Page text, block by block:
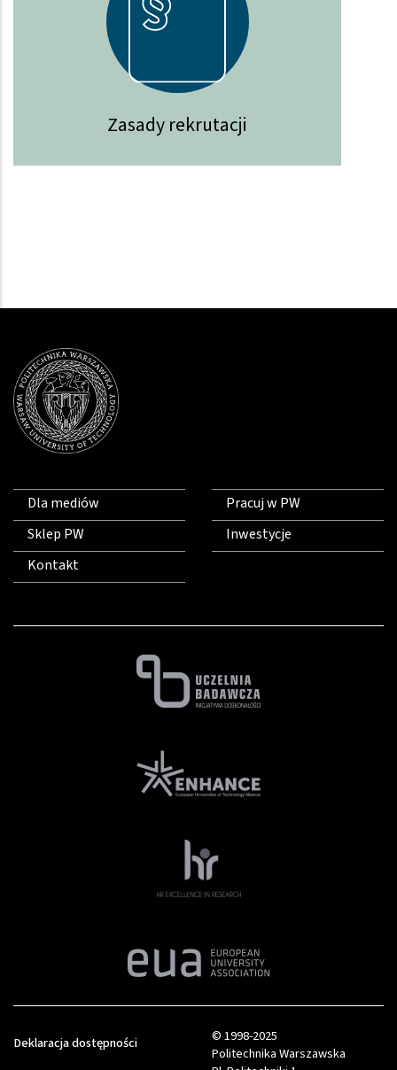
Zasady rekrutacji
Dla mediów
Sklep PW
Kontakt
Pracuj w PW
Inwestycje
© 1998-2025
Politechnika Warszawska
Deklaracja dostępności